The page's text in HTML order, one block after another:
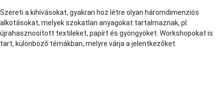
Szereti a kihívásokat, gyakran hoz létre olyan háromdimenziós
alkotásokat, melyek szokatlan anyagokat tartalmaznak, pl:
újrahasznosított textileket, papírt és gyöngyöket. Workshopokat is
tart, különböző témákban, melyre várja a jelentkezőket.